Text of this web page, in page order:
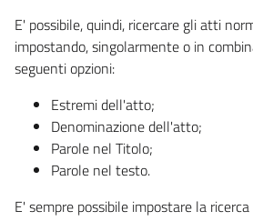
E' possibile, quindi, ricercare gli atti
impostando, singolarmente o in
seguenti opzioni:
Estremi dell'atto;
Denominazione dell'atto;
Parole nel Titolo;
Parole nel testo.
E' sempre possibile impostare la